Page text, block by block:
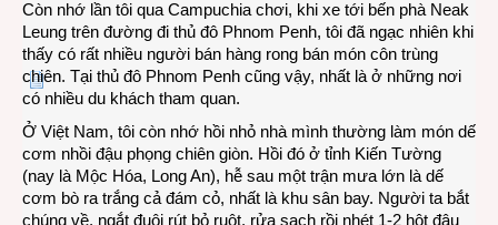
Còn nhớ lần tôi qua Campuchia chơi, khi xe tới bến phà Neak
Leung trên đường đi thủ đô Phnom Penh, tôi đã ngạc nhiên khi
thấy có rất nhiều người bán hàng rong bán món côn trùng
chiên. Tại thủ đô Phnom Penh cũng vậy, nhất là ở những nơi
có nhiều du khách tham quan.
Ở Việt Nam, tôi còn nhớ hồi nhỏ nhà mình thường làm món dế
cơm nhồi đậu phọng chiên giòn. Hồi đó ở tỉnh Kiến Tường
(nay là Mộc Hóa, Long An), hễ sau một trận mưa lớn là dế
cơm bò ra trắng cả đám cỏ, nhất là khu sân bay. Người ta bắt
chúng về, ngắt đuôi rút bỏ ruột, rửa sạch rồi nhét 1-2 hột đậu